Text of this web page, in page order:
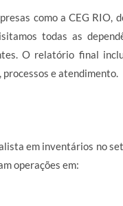
como a CEG
todas as
O relatório final
e atendimento.
em inventários no
operações em: